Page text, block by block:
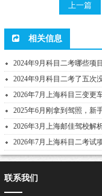
上一篇
相关信息
2024年9月科目二考哪些项
2024年9月科目二考了五次
2026年7月上海科目三变更
2025年6月刚拿到驾照，新
2026年3月上海邮佳驾校解
2026年7月上海科目二考试
联系我们